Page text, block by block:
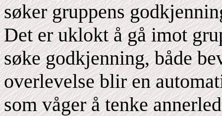
søker gruppens
Det er uklokt å gå imot
søke godkjenning, både
overlevelse blir en
som våger å tenke